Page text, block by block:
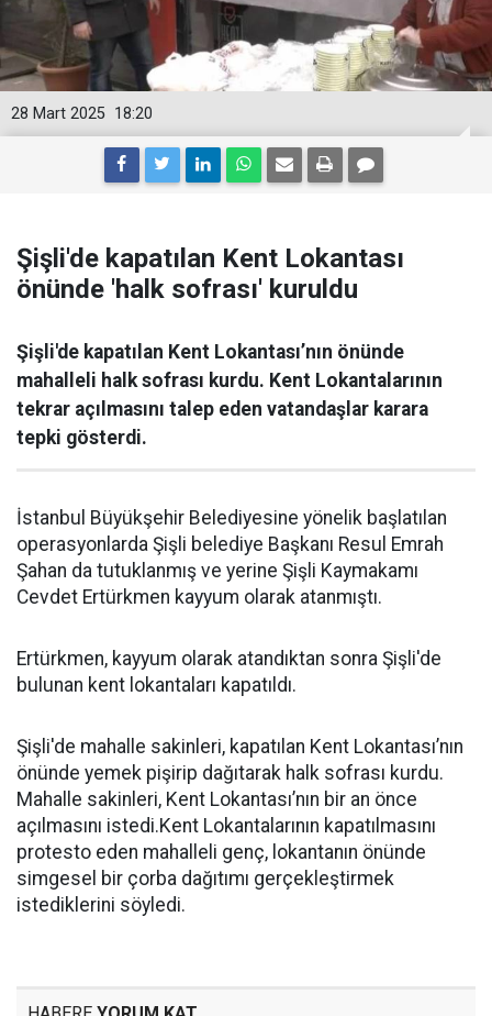
18:20
28 Mart 2025
Şişli'de kapatılan Kent Lokantası
önünde 'halk sofrası' kuruldu
Şişli'de kapatılan Kent Lokantası’nın önünde
mahalleli halk sofrası kurdu. Kent Lokantalarının
tekrar açılmasını talep eden vatandaşlar karara
tepki gösterdi.
İstanbul Büyükşehir Belediyesine yönelik başlatılan
operasyonlarda Şişli belediye Başkanı Resul Emrah
Şahan da tutuklanmış ve yerine Şişli Kaymakamı
Cevdet Ertürkmen kayyum olarak atanmıştı.
Ertürkmen, kayyum olarak atandıktan sonra Şişli'de
bulunan kent lokantaları kapatıldı.
Şişli'de mahalle sakinleri, kapatılan Kent Lokantası’nın
önünde yemek pişirip dağıtarak halk sofrası kurdu.
Mahalle sakinleri, Kent Lokantası’nın bir an önce
açılmasını istedi.Kent Lokantalarının kapatılmasını
protesto eden mahalleli genç, lokantanın önünde
simgesel bir çorba dağıtımı gerçekleştirmek
istediklerini söyledi.